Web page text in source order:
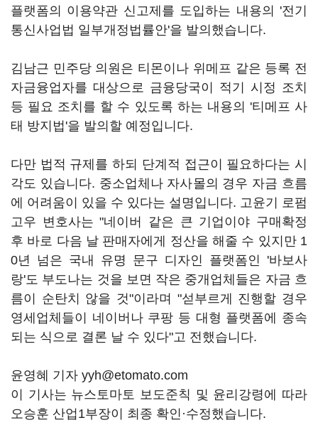
플랫폼의 이용약관 신고제를 도입하는 내용의 '전기
통신사업법 일부개정법률안'을 발의했습니다.
김남근 민주당 의원은 티몬이나 위메프 같은 등록 전
자금융업자를 대상으로 금융당국이 적기 시정 조치
등 필요 조치를 할 수 있도록 하는 내용의 '티메프 사
태 방지법'을 발의할 예정입니다.
다만 법적 규제를 하되 단계적 접근이 필요하다는 시
각도 있습니다. 중소업체나 자사몰의 경우 자금 흐름
에 어려움이 있을 수 있다는 설명입니다. 고윤기 로펌
고우 변호사는 "네이버 같은 큰 기업이야 구매확정
후 바로 다음 날 판매자에게 정산을 해줄 수 있지만 1
0년 넘은 국내 유명 문구 디자인 플랫폼인 '바보사
랑'도 부도나는 것을 보면 작은 중개업체들은 자금 흐
름이 순탄치 않을 것"이라며 "섣부르게 진행할 경우
영세업체들이 네이버나 쿠팡 등 대형 플랫폼에 종속
되는 식으로 결론 날 수 있다"고 전했습니다.
윤영혜 기자 yyh@etomato.com
이 기사는 뉴스토마토 보도준칙 및 윤리강령에 따라
오승훈 산업1부장이 최종 확인·수정했습니다.